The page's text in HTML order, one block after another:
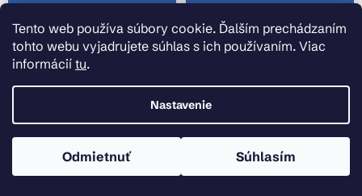
Tento web používa súbory cookie. Ďalším prechádzaním
tohto webu vyjadrujete súhlas s ich používaním. Viac
informácií tu.
Nastavenie
Odmietnuť Súhlasím